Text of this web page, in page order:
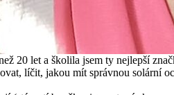
20 let a školila jsem ty nejlepší
líčit, jakou mít správnou solární